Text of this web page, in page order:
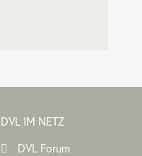
DVL IM NETZ
DVL Forum